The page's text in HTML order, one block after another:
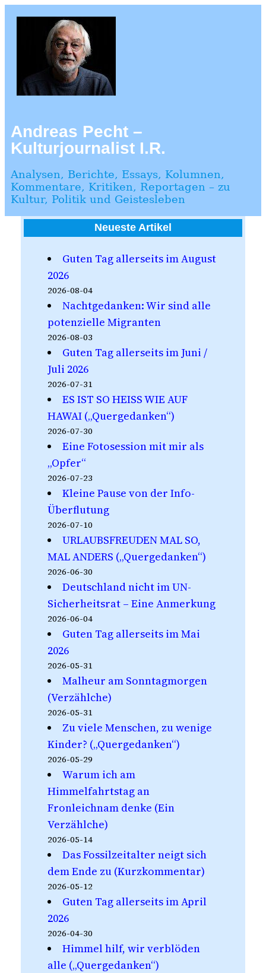
springen
Andreas Pecht –
Kulturjournalist I.R.
Analysen, Berichte, Essays, Kolumnen,
Kommentare, Kritiken, Reportagen – zu
Kultur, Politik und Geistesleben
Neueste Artikel
Guten Tag allerseits im August
2026
2026-08-04
Nachtgedanken: Wir sind alle
potenzielle Migranten
2026-08-03
Guten Tag allerseits im Juni /
Juli 2026
2026-07-31
ES IST SO HEISS WIE AUF
HAWAI („Quergedanken“)
2026-07-30
Eine Fotosession mit mir als
„Opfer“
2026-07-23
Kleine Pause von der Info-
Überflutung
2026-07-10
URLAUBSFREUDEN MAL SO,
MAL ANDERS („Quergedanken“)
2026-06-30
Deutschland nicht im UN-
Sicherheitsrat – Eine Anmerkung
2026-06-04
Guten Tag allerseits im Mai
2026
2026-05-31
Malheur am Sonntagmorgen
(Verzählche)
2026-05-31
Zu viele Menschen, zu wenige
Kinder? („Quergedanken“)
2026-05-29
Warum ich am
Himmelfahrtstag an
Fronleichnam denke (Ein
Verzählche)
2026-05-14
Das Fossilzeitalter neigt sich
dem Ende zu (Kurzkommentar)
2026-05-12
Guten Tag allerseits im April
2026
2026-04-30
Himmel hilf, wir verblöden
alle („Quergedanken“)